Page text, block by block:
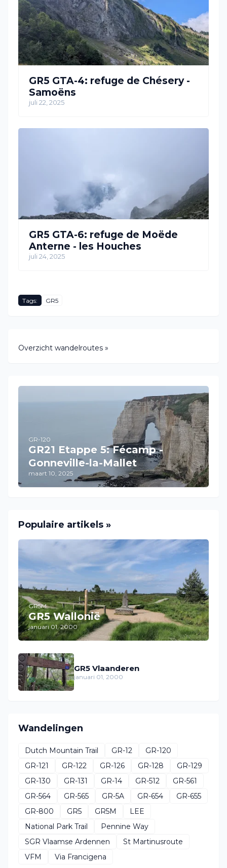
GR5 GTA-4: refuge de Chésery -
Samoëns
juli 22, 2025
GR5 GTA-6: refuge de Moëde
Anterne - les Houches
juli 24, 2025
Tags: GR5
Overzicht wandelroutes »
GR-120
GR21 Etappe 5: Fécamp -
Gonneville-la-Mallet
maart 10, 2025
Populaire artikels »
GR5M
GR5 Wallonië
januari 01, 2000
GR5 Vlaanderen
januari 01, 2000
Wandelingen
Dutch Mountain Trail GR-12
GR-120
GR-121
GR-122 GR-126 GR-128
GR-129
GR-130
GR-131 GR-14 GR-512
GR-561
GR-564
GR-565 GR-5A GR-654
GR-655
GR-800
GR5 GR5M
LEE
National Park Trail
Pennine Way
SGR Vlaamse Ardennen
St Martinusroute
VFM
Via Francigena